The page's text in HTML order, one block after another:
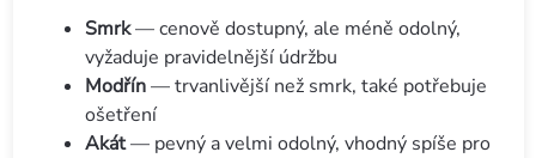
Smrk— cenově dostupný, ale méně odolný,
vyžaduje pravidelnější údržbu
Modřín— trvanlivější než smrk, také potřebuje
ošetření
Akát— pevný a velmi odolný, vhodný spíše pro